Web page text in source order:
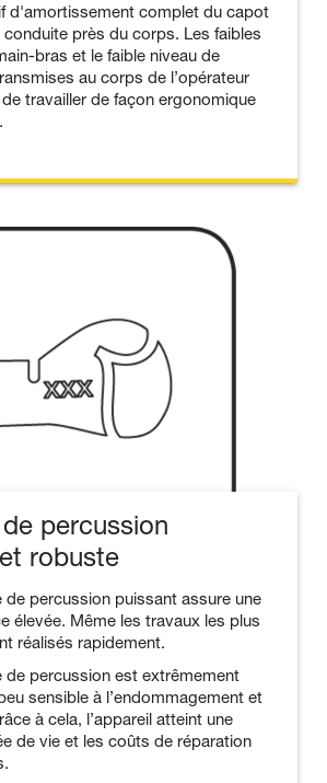
d'amortissement complet du capot
conduite près du corps. Les faibles
bras et le faible niveau de
au corps de l’opérateur
travailler de façon ergonomique
percussion
robuste
de percussion puissant assure une
élevée. Même les travaux les plus
réalisés rapidement.
de percussion est extrêmement
sensible à l’endommagement et
à cela, l’appareil atteint une
de vie et les coûts de réparation